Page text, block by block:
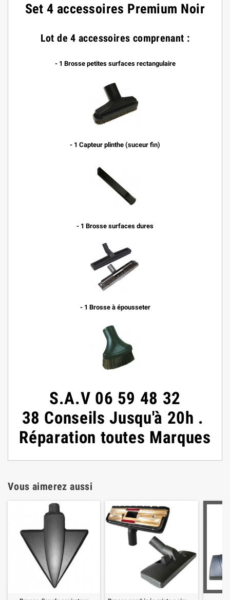
Set 4 accessoires Premium Noir
Lot de 4 accessoires comprenant :
- 1 Brosse petites surfaces rectangulaire
- 1 Capteur plinthe (suceur fin)
- 1 Brosse surfaces dures
- 1 Brosse à épousseter
S.A.V 06 59 48 32
38 Conseils Jusqu'à 20h .
Réparation toutes Marques
Vous aimerez aussi